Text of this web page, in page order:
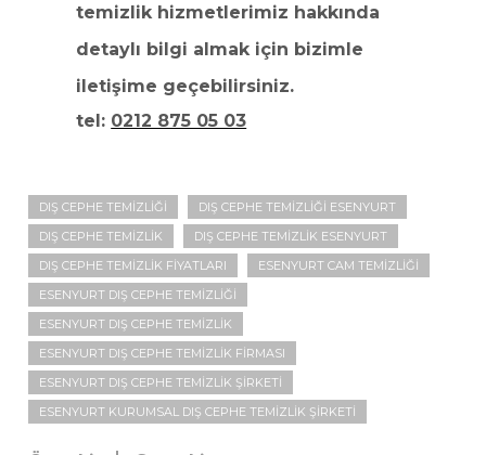
temizlik hizmetlerimiz hakkında
detaylı bilgi almak için bizimle
iletişime geçebilirsiniz.
tel: 0212 875 05 03
DIŞ CEPHE TEMIZLIĞI
DIŞ CEPHE TEMIZLIĞI ESENYURT
DIŞ CEPHE TEMIZLIK
DIŞ CEPHE TEMIZLIK ESENYURT
DIŞ CEPHE TEMIZLIK FIYATLARI
ESENYURT CAM TEMIZLIĞI
ESENYURT DIŞ CEPHE TEMIZLIĞI
ESENYURT DIŞ CEPHE TEMIZLIK
ESENYURT DIŞ CEPHE TEMIZLIK FIRMASI
ESENYURT DIŞ CEPHE TEMIZLIK ŞIRKETI
ESENYURT KURUMSAL DIŞ CEPHE TEMIZLIK ŞIRKETI